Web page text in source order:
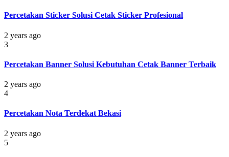
Percetakan Sticker Solusi Cetak Sticker Profesional
2 years ago
3
Percetakan Banner Solusi Kebutuhan Cetak Banner Terbaik
2 years ago
4
Percetakan Nota Terdekat Bekasi
2 years ago
5